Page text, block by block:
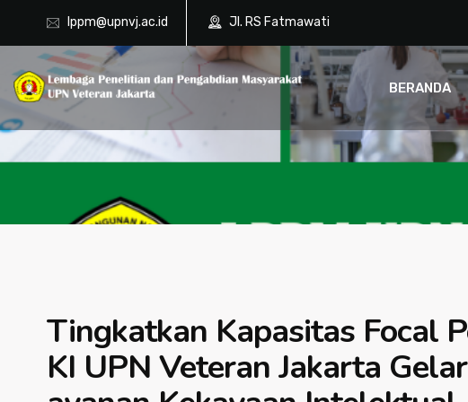
lppm@upnvj.ac.id Jl. RS Fatmawati
BERANDA
Tingkatkan Kapasitas Focal
KI UPN Veteran Jakarta